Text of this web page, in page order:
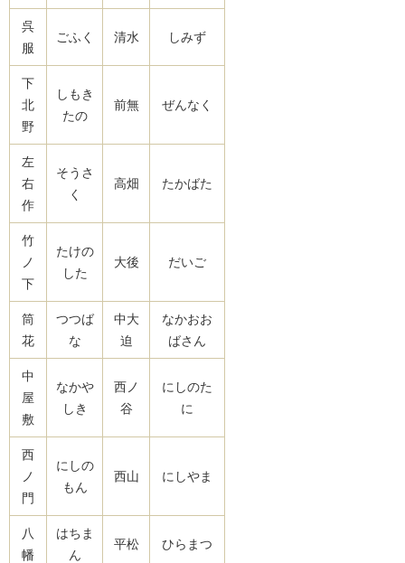
呉
服
ごふく 清水 しみず
下
北
野
しもき
たの
前無 ぜんなく
左
右
作
そうさ
く
高畑 たかばた
竹
ノ
下
たけの
した
大後 だいご
筒
花
つつば
な
中大
迫
なかおお
ばさん
中
屋
敷
なかや
しき
西ノ
谷
にしのた
に
西
ノ
門
にしの
もん
西山 にしやま
八
幡
はちま
ん
平松 ひらまつ